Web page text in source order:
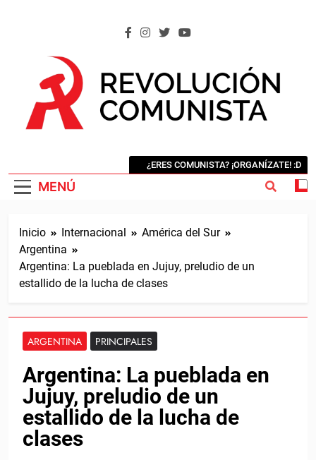
MENÚ
¿ERES COMUNISTA? ¡ORGANÍZATE! :D
Inicio Internacional
América del Sur
Argentina
Argentina: La pueblada en Jujuy, preludio de un
estallido de la lucha de clases
ARGENTINA PRINCIPALES
Argentina: La pueblada en
Jujuy, preludio de un
estallido de la lucha de
clases